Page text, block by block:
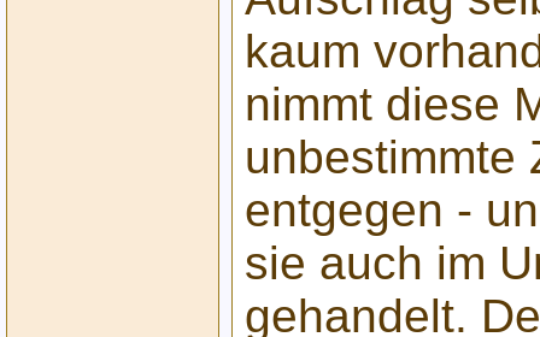
kaum
nimmt diese
unbestimmte
entgegen -
sie auch im
gehandelt.